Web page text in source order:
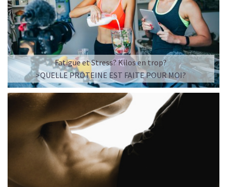
Imaginez un caramel fondant qui se mêle à un café
frappé crémeux, sans sucre raffiné et boosté en
protéines végétales.
C’est la boisson plaisir par excellence — celle qui
réconcilie dessert glacé et nutrition.
Résultat : un corps rassasié, une énergie durable, et zéro
fringale. Pour les gourmands qui veulent se faire plaisir
sans sacrifier leurs objectifs.
Découvrir le Café frappé au Caramel Protéiné
🍫 MOCHA GLACÉ PROTÉINÉ
Fatigue et Stress? Kilos en trop?
>QUELLE PROTEINE EST FAITE POUR MOI?